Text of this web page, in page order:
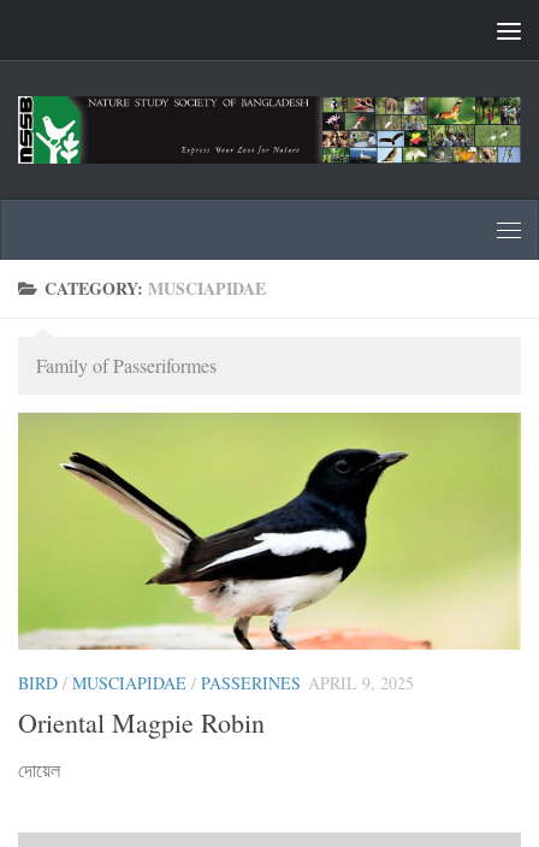
CATEGORY: MUSCIAPIDAE
Family of Passeriformes
BIRD / MUSCIAPIDAE / PASSERINES APRIL 9, 2025
Oriental Magpie Robin
দোয়েল